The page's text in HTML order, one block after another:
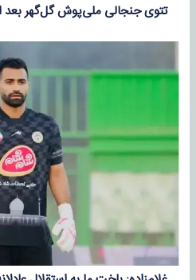
تتوی جنجالی ملی‌پوش گل‌گهر